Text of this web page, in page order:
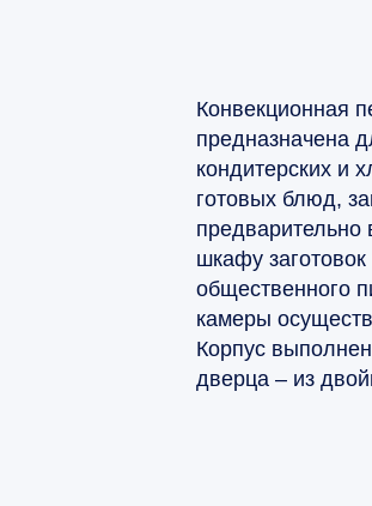
Конвекционная
предназначена
кондитерских и
готовых блюд,
шкафу
общественного
камеры
Корпус
дверца – из